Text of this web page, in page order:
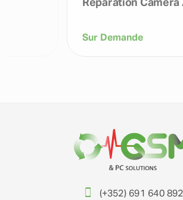
Réparation Caméra Avant
Sur Demande
(+352) 691 640 892